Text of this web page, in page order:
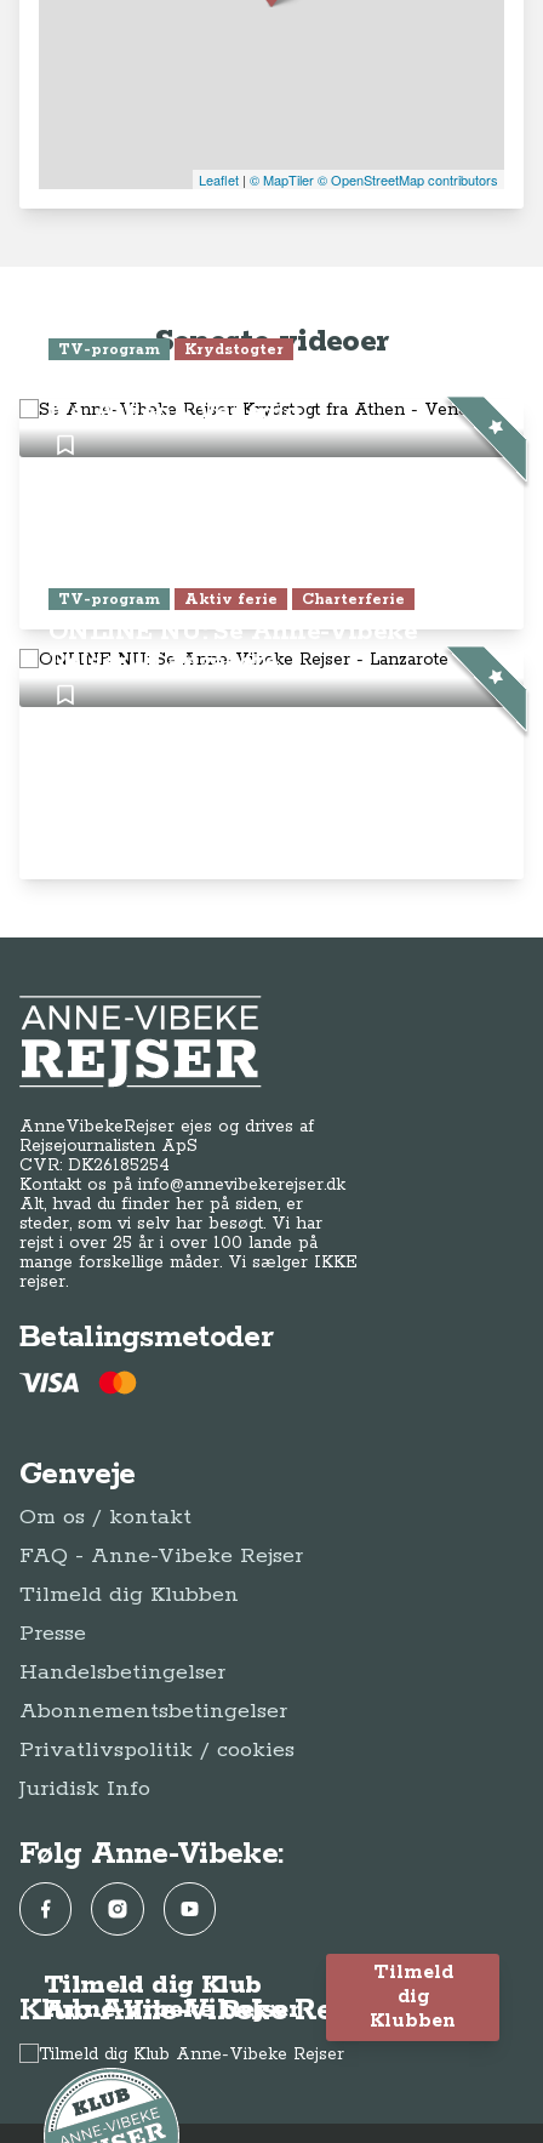
Leaflet | © MapTiler© OpenStreetMap contributors
Seneste videoer
TV-program Krydstogter
fra Athen - Venedig
TV-program Aktiv ferie Charterferie
ONLINE NU: Se Anne-Vibeke
Rejser - Lanzarote
Anne-Vibeke Rejser
AnneVibekeRejser ejes og drives af
Rejsejournalisten ApS
CVR: DK26185254
Kontakt os påinfo@annevibekerejser.dk
Alt, hvad du finder her på siden, er
steder, som vi selv har besøgt. Vi har
rejst i over 25 år i over 100 lande på
mange forskellige måder. Vi sælger IKKE
rejser.
Betalingsmetoder
Genveje
Om os / kontakt
FAQ - Anne-Vibeke Rejser
Tilmeld dig Klubben
Presse
Handelsbetingelser
Abonnementsbetingelser
Privatlivspolitik / cookies
Juridisk Info
Følg Anne-Vibeke:
FacebookInstagramYouTube
Klub Anne-Vibeke Rejser
Tilmeld dig Klub
Anne-Vibeke Rejser
Tilmeld
dig
Klubben